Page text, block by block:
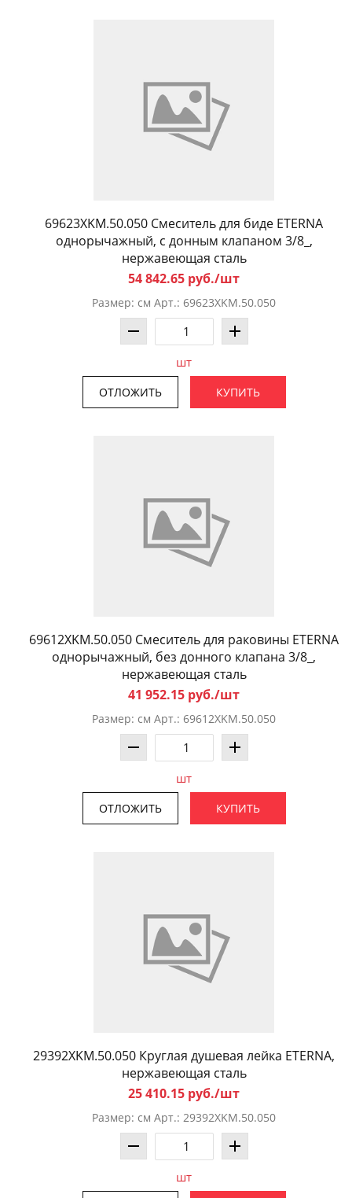
69623XKM.50.050 Смеситель для биде ETERNA
однорычажный, c донным клапаном 3/8_,
нержавеющая сталь
54 842.65 руб./шт
Размер: см Арт.: 69623XKM.50.050
шт
ОТЛОЖИТЬ КУПИТЬ
69612XKM.50.050 Смеситель для раковины ETERNA
однорычажный, без донного клапана 3/8_,
нержавеющая сталь
41 952.15 руб./шт
Размер: см Арт.: 69612XKM.50.050
шт
ОТЛОЖИТЬ КУПИТЬ
29392XKM.50.050 Круглая душевая лейка ETERNA,
нержавеющая сталь
25 410.15 руб./шт
Размер: см Арт.: 29392XKM.50.050
шт